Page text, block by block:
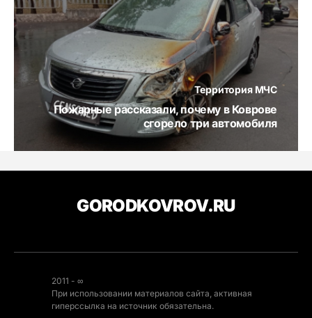
Территория МЧС
Пожарные рассказали, почему в Коврове
сгорело три автомобиля
GORODKOVROV.RU
2011 - ∞
При использовании материалов сайта, активная
гиперссылка на источник обязательна.